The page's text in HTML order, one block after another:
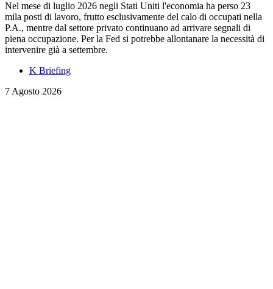
Nel mese di luglio 2026 negli Stati Uniti l'economia ha perso 23
mila posti di lavoro, frutto esclusivamente del calo di occupati nella
P.A., mentre dal settore privato continuano ad arrivare segnali di
piena occupazione. Per la Fed si potrebbe allontanare la necessità di
intervenire già a settembre.
K Briefing
7 Agosto 2026